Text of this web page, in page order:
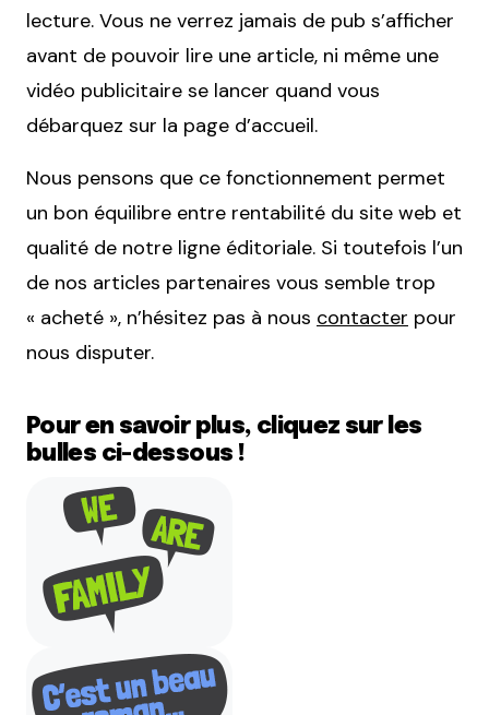
lecture. Vous ne verrez jamais de pub s’afficher
avant de pouvoir lire une article, ni même une
vidéo publicitaire se lancer quand vous
débarquez sur la page d’accueil.
Nous pensons que ce fonctionnement permet
un bon équilibre entre rentabilité du site web et
qualité de notre ligne éditoriale. Si toutefois l’un
de nos articles partenaires vous semble trop
« acheté », n’hésitez pas à nous contacter pour
nous disputer.
Pour en savoir plus, cliquez sur les
bulles ci-dessous !